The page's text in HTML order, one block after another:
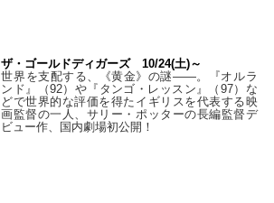
ザ・ゴールドディガーズ 10/24(土)～
世界を支配する、《黄金》の謎――。『オルラ
ンド』（92）や『タンゴ・レッスン』（97）な
どで世界的な評価を得たイギリスを代表する映
画監督の一人、サリー・ポッターの長編監督デ
ビュー作、国内劇場初公開！